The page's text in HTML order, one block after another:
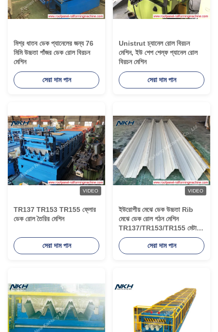
মিশ্র ধাতব ডেক প্যানেলের জন্য 76
মিমি উচ্চতা পাঁজর ডেক রোল বিরচন
মেশিন
সেরা দাম পান
Unistrut চ্যানেল রোল বিরচন
মেশিন, ইউ শেপ শেল্ফ প্যানেল রোল
বিরচন মেশিন
সেরা দাম পান
VIDEO
TR137 TR153 TR155 ফ্লোর
ডেক রোল তৈরির মেশিন
সেরা দাম পান
VIDEO
ইউরোপীয় মেঝে ডেক উচ্চতা Rib
মেঝে ডেক রোল গঠন মেশিন
TR137/TR153/TR155 মেটাল
ডেক প্যানেল
সেরা দাম পান